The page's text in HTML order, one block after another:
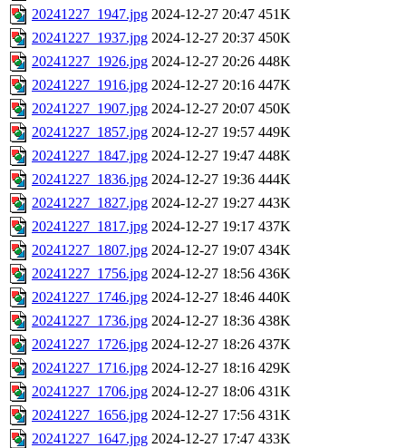
20241227_1947.jpg 2024-12-27 20:47 451K
20241227_1937.jpg 2024-12-27 20:37 450K
20241227_1926.jpg 2024-12-27 20:26 448K
20241227_1916.jpg 2024-12-27 20:16 447K
20241227_1907.jpg 2024-12-27 20:07 450K
20241227_1857.jpg 2024-12-27 19:57 449K
20241227_1847.jpg 2024-12-27 19:47 448K
20241227_1836.jpg 2024-12-27 19:36 444K
20241227_1827.jpg 2024-12-27 19:27 443K
20241227_1817.jpg 2024-12-27 19:17 437K
20241227_1807.jpg 2024-12-27 19:07 434K
20241227_1756.jpg 2024-12-27 18:56 436K
20241227_1746.jpg 2024-12-27 18:46 440K
20241227_1736.jpg 2024-12-27 18:36 438K
20241227_1726.jpg 2024-12-27 18:26 437K
20241227_1716.jpg 2024-12-27 18:16 429K
20241227_1706.jpg 2024-12-27 18:06 431K
20241227_1656.jpg 2024-12-27 17:56 431K
20241227_1647.jpg 2024-12-27 17:47 433K